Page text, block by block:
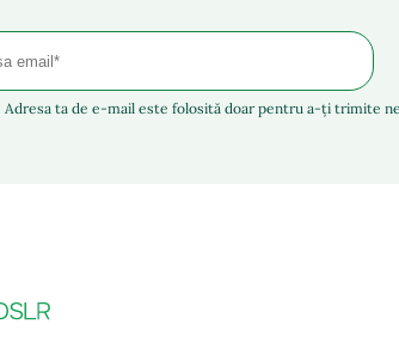
Adresa ta de e-mail este folosită doar pentru a-ți trimite